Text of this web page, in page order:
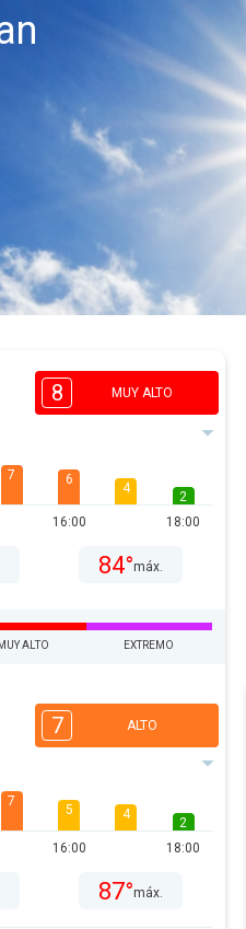
8 MUY ALTO
7 6
16:00
4
2
18:00
84°máx.
MUY ALTO EXTREMO
7 ALTO
7
5
16:00
4
2
18:00
87°máx.